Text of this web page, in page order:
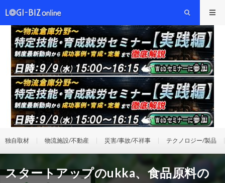
独自取材 物流施設/不動産 災害/事故/不祥事 テクノロジー/製品
スタートアップのukka、食品原料の